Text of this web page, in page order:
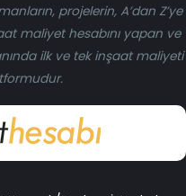
projelerin, A’dan Z’ye
maliyet hesabını yapan ve
ilk ve tek inşaat maliyeti